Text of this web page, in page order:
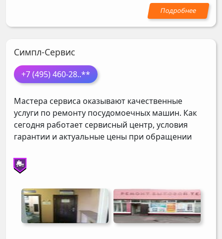
Симпл-Сервис
+7 (495) 460-28..**
Мастера сервиса оказывают качественные
услуги по ремонту посудомоечных машин. Как
сегодня работает сервисный центр, условия
гарантии и актуальные цены при обращении